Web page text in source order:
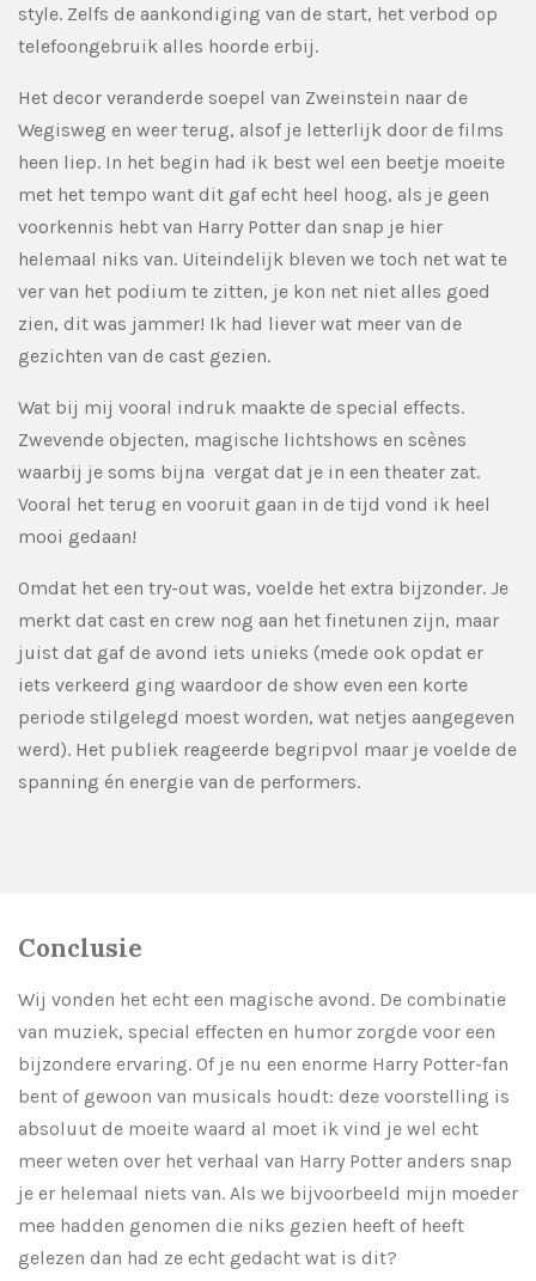
style. Zelfs de aankondiging van de start, het verbod op
telefoongebruik alles hoorde erbij.
Het decor veranderde soepel van Zweinstein naar de
Wegisweg en weer terug, alsof je letterlijk door de films
heen liep. In het begin had ik best wel een beetje moeite
met het tempo want dit gaf echt heel hoog, als je geen
voorkennis hebt van Harry Potter dan snap je hier
helemaal niks van. Uiteindelijk bleven we toch net wat te
ver van het podium te zitten, je kon net niet alles goed
zien, dit was jammer! Ik had liever wat meer van de
gezichten van de cast gezien.
Wat bij mij vooral indruk maakte de special effects.
Zwevende objecten, magische lichtshows en scènes
waarbij je soms bijna vergat dat je in een theater zat.
Vooral het terug en vooruit gaan in de tijd vond ik heel
mooi gedaan!
Omdat het een try-out was, voelde het extra bijzonder. Je
merkt dat cast en crew nog aan het finetunen zijn, maar
juist dat gaf de avond iets unieks (mede ook opdat er
iets verkeerd ging waardoor de show even een korte
periode stilgelegd moest worden, wat netjes aangegeven
werd). Het publiek reageerde begripvol maar je voelde de
spanning én energie van de performers.
Conclusie
Wij vonden het echt een magische avond. De combinatie
van muziek, special effecten en humor zorgde voor een
bijzondere ervaring. Of je nu een enorme Harry Potter-fan
bent of gewoon van musicals houdt: deze voorstelling is
absoluut de moeite waard al moet ik vind je wel echt
meer weten over het verhaal van Harry Potter anders snap
je er helemaal niets van. Als we bijvoorbeeld mijn moeder
mee hadden genomen die niks gezien heeft of heeft
gelezen dan had ze echt gedacht wat is dit?